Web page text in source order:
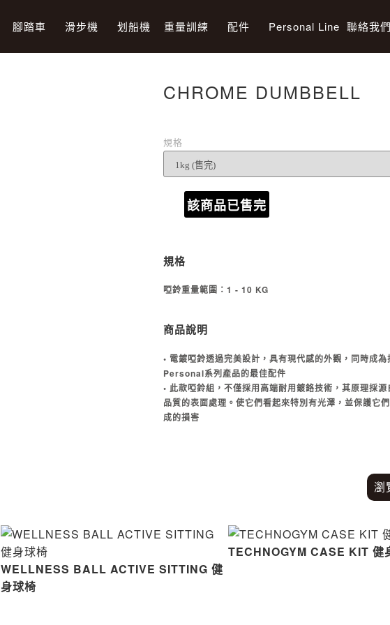
腳踏車 滑步機 划船機 重量訓練 配件 Personal Line 聯絡我們
CHROME DUMBBELL
規格
該商品已售完
規格
啞鈴重量範圍：1 - 10 KG
商品說明
• 電鍍啞鈴透過完美設計，具有現代感的外觀，同時成為
Personal系列產品的最佳配件
• 此款啞鈴組，不僅採用高端耐用鍍鉻技術，其原理採
品質的表面處理。使它們看起來特別有光澤，並保護它
成的損害
WELLNESS BALL ACTIVE SITTING 健
身球椅
TECHNOGYM CASE KIT 健
瀏